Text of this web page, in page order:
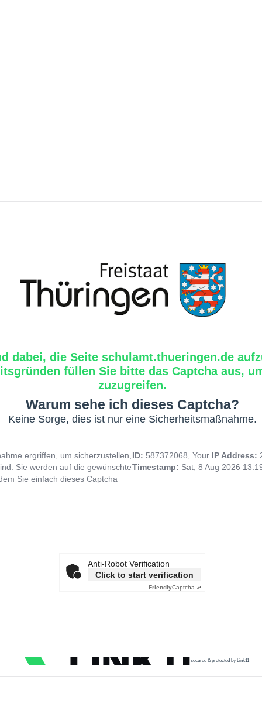
dabei, die Seite schulamt.thueringen.de
füllen Sie bitte das Captcha aus,
zuzugreifen.
Warum sehe ich dieses Captcha?
Keine Sorge, dies ist nur eine Sicherheitsmaßnahme.
ergriffen, um sicherzustellen,
Sie werden auf die gewünschte
Sie einfach dieses Captcha
ID: 587372068, Your IP Address:
Timestamp: Sat, 8 Aug 2026
Anti-Robot Verification
Click to start verification
FriendlyCaptcha ⇗
secured & protected by Link11